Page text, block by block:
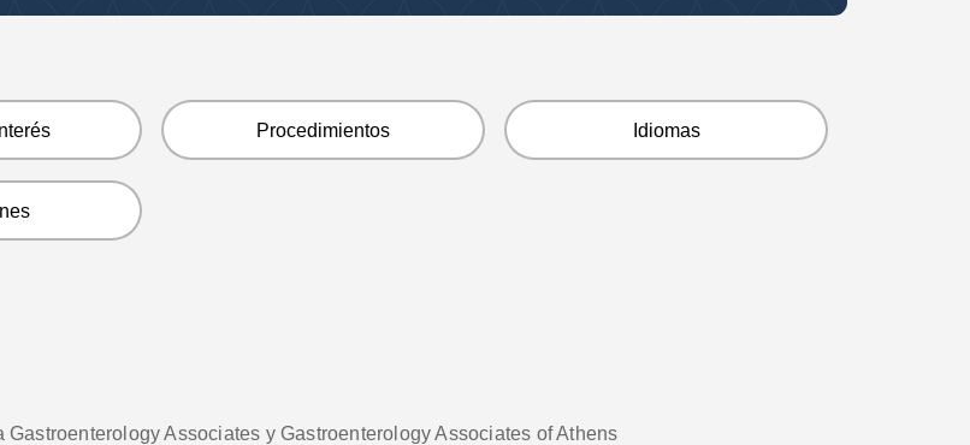
Procedimientos Idiomas
Associates y Gastroenterology Associates of Athens